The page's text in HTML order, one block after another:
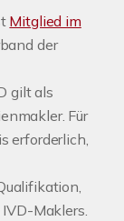
Mitglied im
der
gilt als
Für
erforderlich,
Maklers.